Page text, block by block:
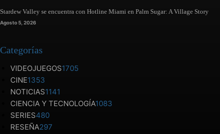
Stardew Valley se encuentra con Hotline Miami en Palm Sugar: A Village Story
Agosto 5, 2026
Categorías
VIDEOJUEGOS1705
CINE1353
NOTICIAS1141
CIENCIA Y TECNOLOGÍA1083
SERIES480
RESEÑA297